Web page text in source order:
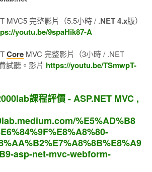
MVC5 完整影片（5.5小時 / .NET 4.x版）
youtu.be/9spaHik87-A
CoreMVC 完整影片（3小時 / .NET
試聽。影片 https://youtu.be/TSmwpT-
課程評價 - ASP.NET MVC ,
%E5%AD%B8
asp-net-mvc-webform-